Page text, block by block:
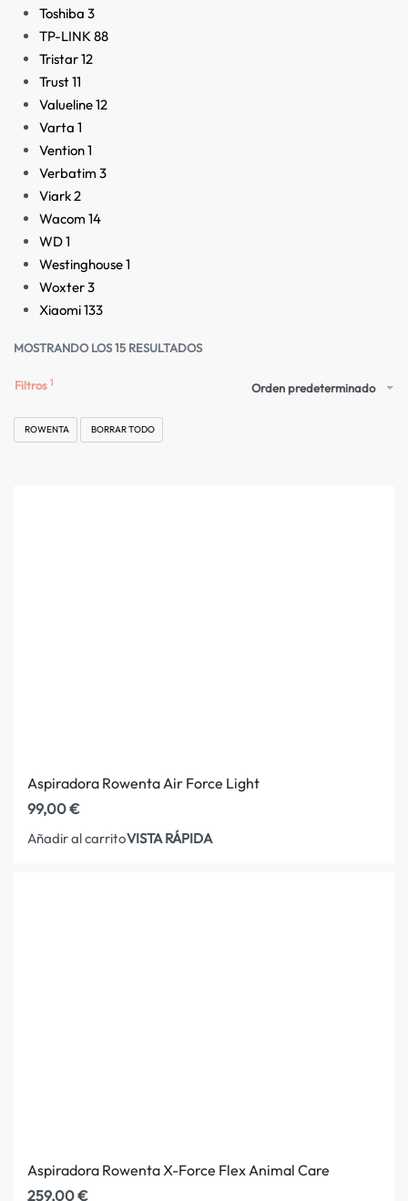
Toshiba 3
TP-LINK 88
Tristar12
Trust11
Valueline12
Varta 1
Vention1
Verbatim 3
Viark2
Wacom 14
WD1
Westinghouse1
Woxter3
Xiaomi133
MOSTRANDO LOS 15 RESULTADOS
Orden predeterminado
Filtros
ROWENTA BORRAR TODO
Aspiradora Rowenta Air Force Light
99,00€
Añadir al carritoVISTA RÁPIDA
Aspiradora Rowenta X-Force Flex Animal Care
259,00€